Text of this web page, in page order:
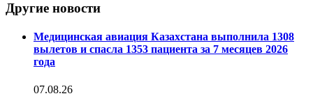
Другие новости
Медицинская авиация Казахстана выполнила 1308
вылетов и спасла 1353 пациента за 7 месяцев 2026
года
07.08.26